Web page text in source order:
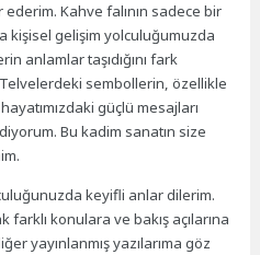
Kahve falının sadece bir
kişisel gelişim yolculuğumuzda
anlamlar taşıdığını fark
sembollerin, özellikle
güçlü mesajları
Bu kadim sanatın size
keyifli anlar dilerim.
farklı konulara ve bakış açılarına
yayınlanmış yazılarıma göz